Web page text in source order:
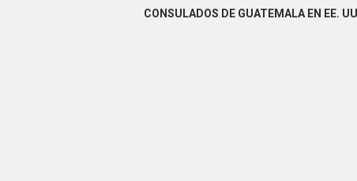
CONSULADOS DE GUATEMALA EN EE.